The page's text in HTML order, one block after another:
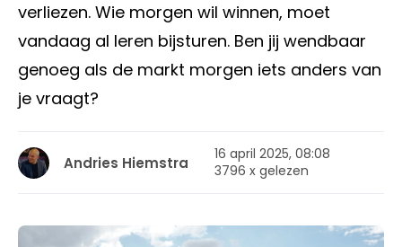
verliezen. Wie morgen wil winnen, moet
vandaag al leren bijsturen. Ben jij wendbaar
genoeg als de markt morgen iets anders van
je vraagt?
Andries Hiemstra
16 april 2025, 08:08
3796 x gelezen